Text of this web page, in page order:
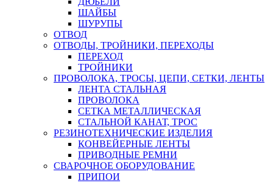
ШАЙБЫ
ШУРУПЫ
ОТВОД
ОТВОДЫ, ТРОЙНИКИ, ПЕРЕХОДЫ
ПЕРЕХОД
ТРОЙНИКИ
ПРОВОЛОКА, ТРОСЫ, ЦЕПИ, СЕТКИ, ЛЕНТЫ
ЛЕНТА СТАЛЬНАЯ
ПРОВОЛОКА
СЕТКА МЕТАЛЛИЧЕСКАЯ
СТАЛЬНОЙ КАНАТ, ТРОС
РЕЗИНОТЕХНИЧЕСКИЕ ИЗДЕЛИЯ
КОНВЕЙЕРНЫЕ ЛЕНТЫ
ПРИВОДНЫЕ РЕМНИ
СВАРОЧНОЕ ОБОРУДОВАНИЕ
ПРИПОИ